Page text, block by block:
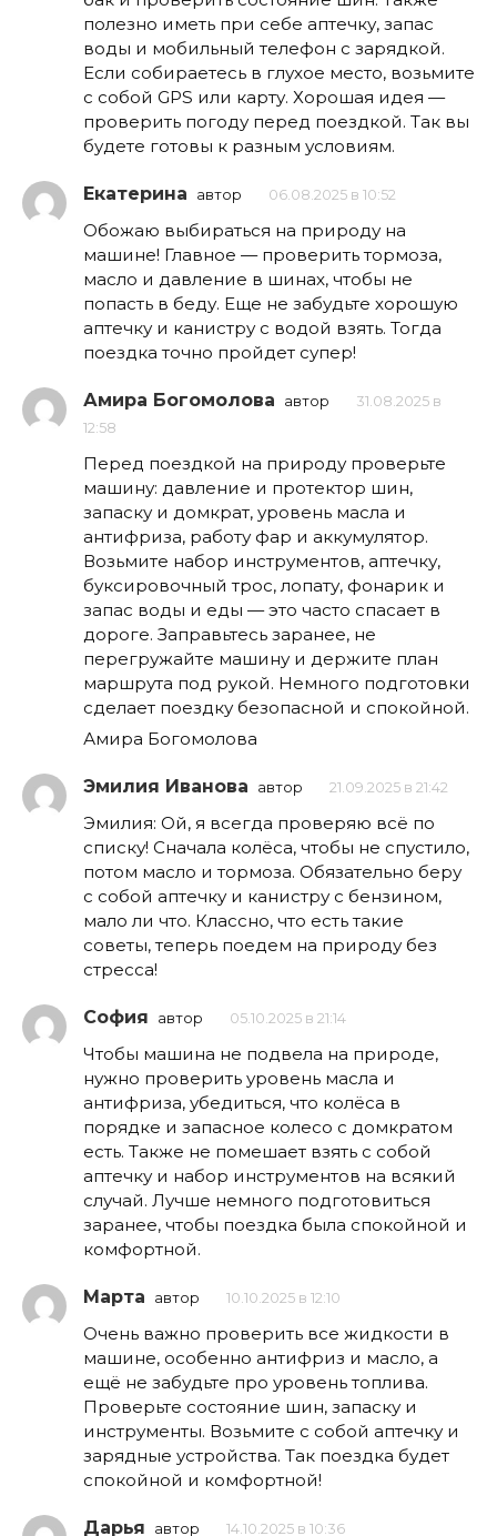
полезно иметь при себе аптечку, запас
воды и мобильный телефон с зарядкой.
Если собираетесь в глухое место, возьмите
с собой GPS или карту. Хорошая идея —
проверить погоду перед поездкой. Так вы
будете готовы к разным условиям.
Екатерина автор 06.08.2025 в 10:52
Обожаю выбираться на природу на
машине! Главное — проверить тормоза,
масло и давление в шинах, чтобы не
попасть в беду. Еще не забудьте хорошую
аптечку и канистру с водой взять. Тогда
поездка точно пройдет супер!
Амира Богомолова автор
31.08.2025 в
12:58
Перед поездкой на природу проверьте
машину: давление и протектор шин,
запаску и домкрат, уровень масла и
антифриза, работу фар и аккумулятор.
Возьмите набор инструментов, аптечку,
буксировочный трос, лопату, фонарик и
запас воды и еды — это часто спасает в
дороге. Заправьтесь заранее, не
перегружайте машину и держите план
маршрута под рукой. Немного подготовки
сделает поездку безопасной и спокойной.
Амира Богомолова
Эмилия Иванова автор 21.09.2025 в 21:42
Эмилия: Ой, я всегда проверяю всё по
списку! Сначала колёса, чтобы не спустило,
потом масло и тормоза. Обязательно беру
с собой аптечку и канистру с бензином,
мало ли что. Классно, что есть такие
советы, теперь поедем на природу без
стресса!
София автор 05.10.2025 в 21:14
Чтобы машина не подвела на природе,
нужно проверить уровень масла и
антифриза, убедиться, что колёса в
порядке и запасное колесо с домкратом
есть. Также не помешает взять с собой
аптечку и набор инструментов на всякий
случай. Лучше немного подготовиться
заранее, чтобы поездка была спокойной и
комфортной.
Марта автор 10.10.2025 в 12:10
Очень важно проверить все жидкости в
машине, особенно антифриз и масло, а
ещё не забудьте про уровень топлива.
Проверьте состояние шин, запаску и
инструменты. Возьмите с собой аптечку и
зарядные устройства. Так поездка будет
спокойной и комфортной!
Дарья автор 14.10.2025 в 10:36